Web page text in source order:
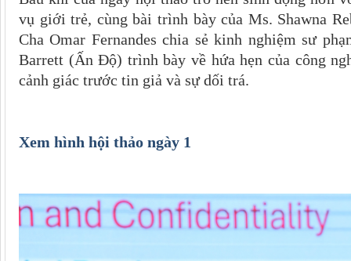
vụ giới trẻ, cùng bài trình bày của Ms. Shawna
Cha Omar Fernandes chia sẻ kinh nghiệm sư
Barrett (Ấn Độ) trình bày về hứa hẹn của công
cảnh giác trước tin giả và sự dối trá.
Xem hình hội thảo ngày 1